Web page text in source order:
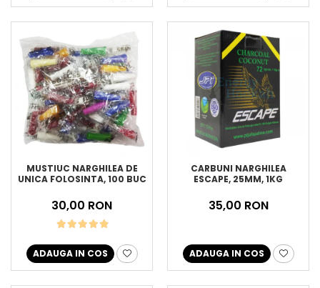
MUSTIUC NARGHILEA DE
UNICA FOLOSINTA, 100 BUC
30,00 RON
ADAUGA IN COS
CARBUNI NARGHILEA
ESCAPE, 25MM, 1KG
35,00 RON
ADAUGA IN COS